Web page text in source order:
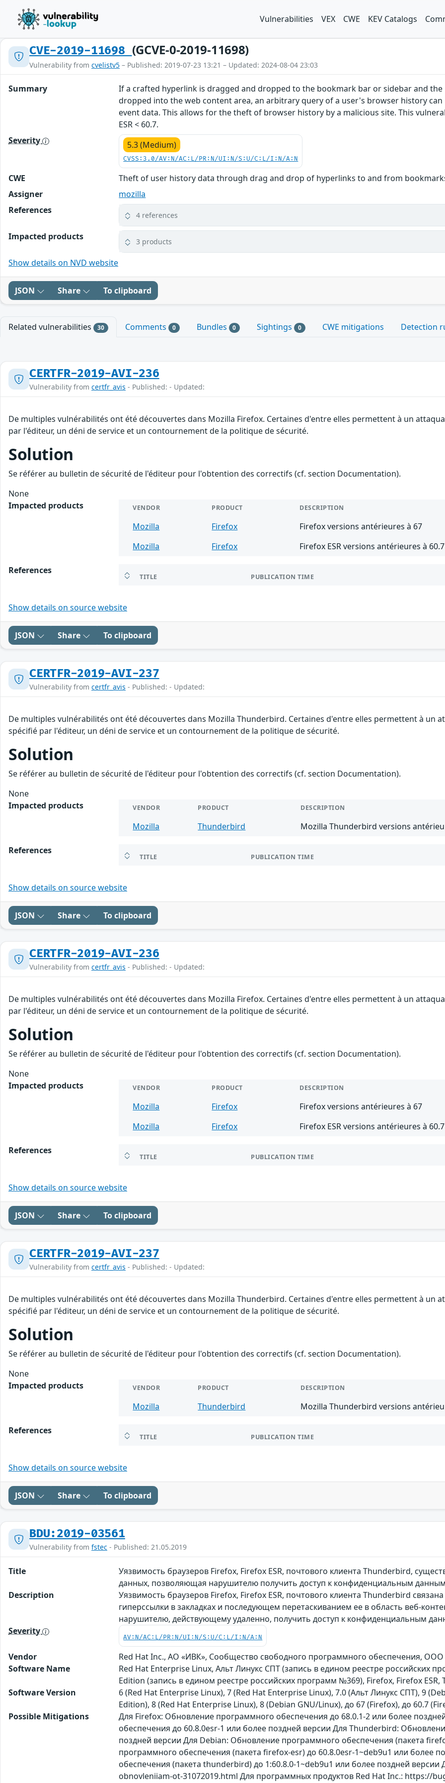
Vulnerabilities VEX CWE KEV Catalogs
CVE-2019-11698 (GCVE-0-2019-11698)
Vulnerability from cvelistv5 – Published: 2019-07-23 13:21 – Updated: 2024-08-04 23:03
Summary
If a crafted hyperlink is dragged and dropped to the bookmark bar or sidebar and
dropped into the web content area, an arbitrary query of a user's browser history
event data. This allows for the theft of browser history by a malicious site. This
ESR < 60.7.
Severity
5.3 (Medium)
CVSS:3.0/AV:N/AC:L/PR:N/UI:N/S:U/C:L/I:N/A:N
CWE
Theft of user history data through drag and drop of hyperlinks to and from
Assigner
mozilla
References
4 references
Impacted products 3 products
Show details on NVD website
JSON Share To clipboard
Related vulnerabilities 30 Comments 0 Bundles 0 Sightings 0 CWE mitigations Detection
CERTFR-2019-AVI-236
Vulnerability from certfr_avis - Published: - Updated:
De multiples vulnérabilités ont été découvertes dans Mozilla Firefox. Certaines d'entre elles permettent à un
par l'éditeur, un déni de service et un contournement de la politique de sécurité.
Solution
Se référer au bulletin de sécurité de l'éditeur pour l'obtention des correctifs (cf. section Documentation).
None
Impacted products
VENDOR PRODUCT DESCRIPTION
Mozilla Firefox
Firefox versions antérieures à 67
Mozilla
Firefox Firefox ESR versions antérieures à 60.7
References
TITLE PUBLICATION TIME
Show details on source website
JSON Share To clipboard
CERTFR-2019-AVI-237
Vulnerability from certfr_avis - Published: - Updated:
De multiples vulnérabilités ont été découvertes dans Mozilla Thunderbird. Certaines d'entre elles permettent à un
spécifié par l'éditeur, un déni de service et un contournement de la politique de sécurité.
Solution
Se référer au bulletin de sécurité de l'éditeur pour l'obtention des correctifs (cf. section Documentation).
None
Impacted products
VENDOR PRODUCT DESCRIPTION
Mozilla Thunderbird Mozilla Thunderbird versions
References
TITLE PUBLICATION TIME
Show details on source website
JSON Share To clipboard
CERTFR-2019-AVI-236
Vulnerability from certfr_avis - Published: - Updated:
De multiples vulnérabilités ont été découvertes dans Mozilla Firefox. Certaines d'entre elles permettent à un
par l'éditeur, un déni de service et un contournement de la politique de sécurité.
Solution
Se référer au bulletin de sécurité de l'éditeur pour l'obtention des correctifs (cf. section Documentation).
None
Impacted products
VENDOR PRODUCT DESCRIPTION
Mozilla Firefox
Firefox versions antérieures à 67
Mozilla
Firefox Firefox ESR versions antérieures à 60.7
References
TITLE PUBLICATION TIME
Show details on source website
JSON Share To clipboard
CERTFR-2019-AVI-237
Vulnerability from certfr_avis - Published: - Updated:
De multiples vulnérabilités ont été découvertes dans Mozilla Thunderbird. Certaines d'entre elles permettent à un
spécifié par l'éditeur, un déni de service et un contournement de la politique de sécurité.
Solution
Se référer au bulletin de sécurité de l'éditeur pour l'obtention des correctifs (cf. section Documentation).
None
Impacted products
VENDOR PRODUCT DESCRIPTION
Mozilla Thunderbird Mozilla Thunderbird versions
References
TITLE PUBLICATION TIME
Show details on source website
JSON Share To clipboard
BDU:2019-03561
Vulnerability from fstec - Published: 21.05.2019
Title
Уязвимость браузеров Firefox, Firefox ESR, почтового клиента Thunderbird,
данных, позволяющая нарушителю получить доступ к конфиденциальным
Description
Уязвимость браузеров Firefox, Firefox ESR, почтового клиента Thunderbird
гиперссылки в закладках и последующем перетаскиванием ее в область веб-
нарушителю, действующему удаленно, получить доступ к конфиденциальным
Severity
AV:N/AC:L/PR:N/UI:N/S:U/C:L/I:N/A:N
Vendor
Red Hat Inc., АО «ИВК», Сообщество свободного программного обеспечения, ООО
Software Name
Red Hat Enterprise Linux, Альт Линукс СПТ (запись в едином реестре российских
Edition (запись в едином реестре российских программ №369), Firefox, Firefox
Software Version
6 (Red Hat Enterprise Linux), 7 (Red Hat Enterprise Linux), 7.0 (Альт Линукс СПТ), 9
Edition), 8 (Red Hat Enterprise Linux), 8 (Debian GNU/Linux), до 67 (Firefox), до 60.7
Possible Mitigations
Для Firefox: Обновление программного обеспечения до 68.0.1-2 или более
обеспечения до 60.8.0esr-1 или более поздней версии Для Thunderbird:
поздней версии Для Debian: Обновление программного обеспечения (пакета
программного обеспечения (пакета firefox-esr) до 60.8.0esr-1~deb9u1 или более
обеспечения (пакета thunderbird) до 1:60.8.0-1~deb9u1 или более поздней
obnovleniiam-ot-31072019.html Для программных продуктов Red Hat Inc.: https://